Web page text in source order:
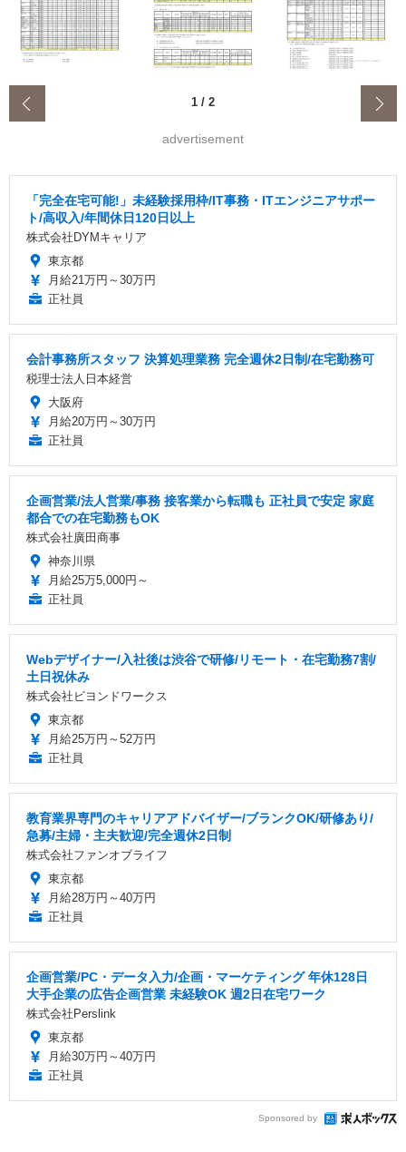
1 / 2
advertisement
「完全在宅可能!」未経験採用枠/IT事務・ITエンジニアサポー
ト/高収入/年間休日120日以上
株式会社DYMキャリア
東京都
月給21万円～30万円
正社員
会計事務所スタッフ 決算処理業務 完全週休2日制/在宅勤務可
税理士法人日本経営
大阪府
月給20万円～30万円
正社員
企画営業/法人営業/事務 接客業から転職も 正社員で安定 家庭
都合での在宅勤務もOK
株式会社廣田商事
神奈川県
月給25万5,000円～
正社員
Webデザイナー/入社後は渋谷で研修/リモート・在宅勤務7割/
土日祝休み
株式会社ビヨンドワークス
東京都
月給25万円～52万円
正社員
教育業界専門のキャリアアドバイザー/ブランクOK/研修あり/
急募/主婦・主夫歓迎/完全週休2日制
株式会社ファンオブライフ
東京都
月給28万円～40万円
正社員
企画営業/PC・データ入力/企画・マーケティング 年休128日
大手企業の広告企画営業 未経験OK 週2日在宅ワーク
株式会社Perslink
東京都
月給30万円～40万円
正社員
Sponsored by